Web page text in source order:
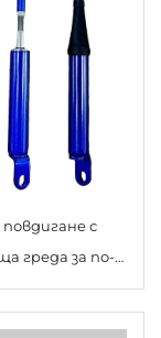
с
греда за по-